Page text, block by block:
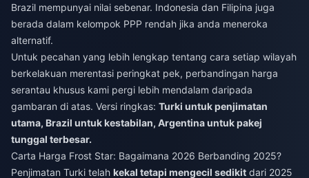
Brazil mempunyai nilai sebenar. Indonesia dan Filipina juga
berada dalam kelompok PPP rendah jika anda meneroka
alternatif.
Untuk pecahan yang lebih lengkap tentang cara setiap wilayah
berkelakuan merentasi peringkat pek, perbandingan harga
serantau khusus kami pergi lebih mendalam daripada
gambaran di atas. Versi ringkas: Turki untuk penjimatan
utama, Brazil untuk kestabilan, Argentina untuk pakej
tunggal terbesar.
Carta Harga Frost Star: Bagaimana 2026 Berbanding 2025?
Penjimatan Turki telah kekal tetapi mengecil sedikit dari 2025